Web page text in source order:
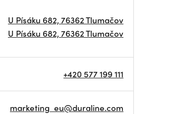
U Písáku 682, 76362 Tlumačov
U Písáku 682, 76362 Tlumačov
+420 577 199 111
marketing_eu@duraline.com